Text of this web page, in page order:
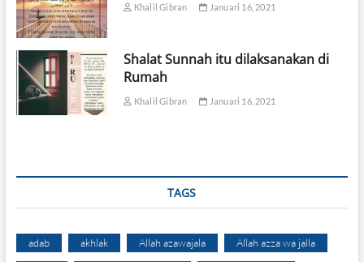
Khalil Gibran Januari 16, 2021
Shalat Sunnah itu dilaksanakan di
Rumah
Khalil Gibran Januari 16, 2021
TAGS
adab akhlak Allah azawajala Allah azza wa jalla